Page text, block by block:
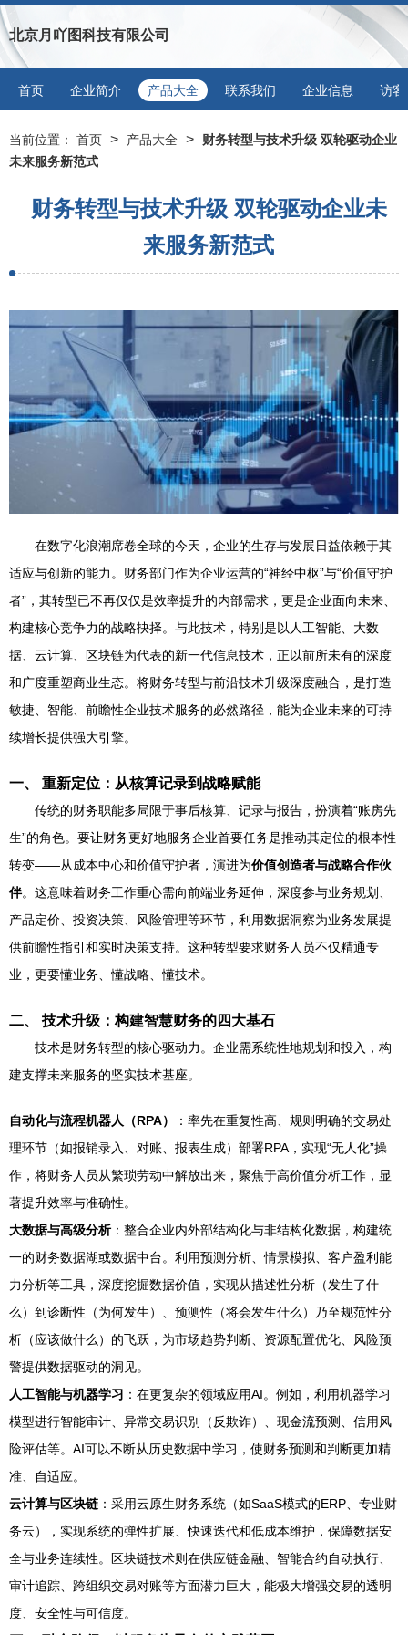
北京月吖图科技有限公司
首页 企业简介 产品大全 联系我们 企业信息 访客
当前位置： 首页 > 产品大全 >
财务转型与技术升级 双轮驱动企业
未来服务新范式
财务转型与技术升级 双轮驱动企业未
来服务新范式
在数字化浪潮席卷全球的今天，企业的生存与发展日益依赖于其
适应与创新的能力。财务部门作为企业运营的“神经中枢”与“价值守护
者”，其转型已不再仅仅是效率提升的内部需求，更是企业面向未来、
构建核心竞争力的战略抉择。与此技术，特别是以人工智能、大数
据、云计算、区块链为代表的新一代信息技术，正以前所未有的深度
和广度重塑商业生态。将财务转型与前沿技术升级深度融合，是打造
敏捷、智能、前瞻性企业技术服务的必然路径，能为企业未来的可持
续增长提供强大引擎。
一、 重新定位：从核算记录到战略赋能
传统的财务职能多局限于事后核算、记录与报告，扮演着“账房先
生”的角色。要让财务更好地服务企业首要任务是推动其定位的根本性
转变——从成本中心和价值守护者，演进为价值创造者与战略合作伙
伴。这意味着财务工作重心需向前端业务延伸，深度参与业务规划、
产品定价、投资决策、风险管理等环节，利用数据洞察为业务发展提
供前瞻性指引和实时决策支持。这种转型要求财务人员不仅精通专
业，更要懂业务、懂战略、懂技术。
二、 技术升级：构建智慧财务的四大基石
技术是财务转型的核心驱动力。企业需系统性地规划和投入，构
建支撑未来服务的坚实技术基座。
自动化与流程机器人（RPA）
：率先在重复性高、规则明确的交易处
理环节（如报销录入、对账、报表生成）部署RPA，实现“无人化”操
作，将财务人员从繁琐劳动中解放出来，聚焦于高价值分析工作，显
著提升效率与准确性。
大数据与高级分析：整合企业内外部结构化与非结构化数据，构建统
一的财务数据湖或数据中台。利用预测分析、情景模拟、客户盈利能
力分析等工具，深度挖掘数据价值，实现从描述性分析（发生了什
么）到诊断性（为何发生）、预测性（将会发生什么）乃至规范性分
析（应该做什么）的飞跃，为市场趋势判断、资源配置优化、风险预
警提供数据驱动的洞见。
人工智能与机器学习 ：在更复杂的领域应用AI。例如，利用机器学习
模型进行智能审计、异常交易识别（反欺诈）、现金流预测、信用风
险评估等。AI可以不断从历史数据中学习，使财务预测和判断更加精
准、自适应。
云计算与区块链 ：采用云原生财务系统（如SaaS模式的ERP、专业财
务云），实现系统的弹性扩展、快速迭代和低成本维护，保障数据安
全与业务连续性。区块链技术则在供应链金融、智能合约自动执行、
审计追踪、跨组织交易对账等方面潜力巨大，能极大增强交易的透明
度、安全性与可信度。